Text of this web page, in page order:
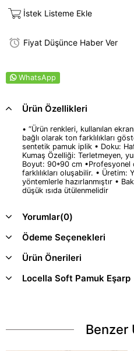
İstek Listeme Ekle
Fiyat Düşünce Haber Ver
WhatsApp
Ürün Özellikleri
• “Ürün renkleri, kullanılan
bağlı olarak ton farklılıkları
sentetik pamuk iplik • Doku:
Kumaş Özelliği: Terletmeyen,
Boyut: 90*90 cm •Profesyonel
farklılıkları oluşabilir. •
yöntemlerle hazırlanmıştır •
düşük ısıda ütülenmelidir
Yorumlar(0)
Ödeme Seçenekleri
Ürün Önerileri
Locella Soft Pamuk Eşarp
Benzer